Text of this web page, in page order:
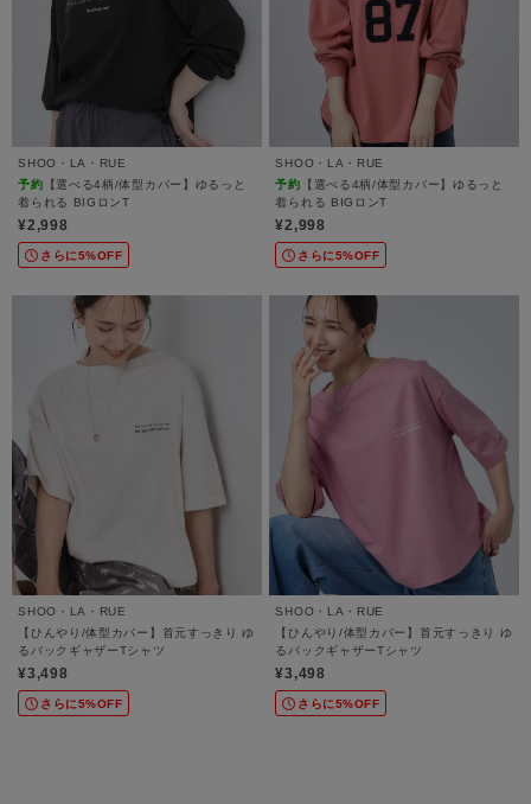
SHOO・LA・RUE
予約 【選べる4柄/体型カバー】ゆるっと
着られる BIGロンT
¥2,998
さらに5%OFF
SHOO・LA・RUE
予約 【選べる4柄/体型カバー】ゆるっと
着られる BIGロンT
¥2,998
さらに5%OFF
SHOO・LA・RUE
【ひんやり/体型カバー】首元すっきり ゆ
るバックギャザーTシャツ
¥3,498
さらに5%OFF
SHOO・LA・RUE
【ひんやり/体型カバー】首元すっきり ゆ
るバックギャザーTシャツ
¥3,498
さらに5%OFF